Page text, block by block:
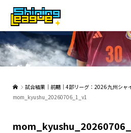
試合結果｜前期｜4部リーグ：2026 九州シャ
mom_kyushu_20260706_1_v1